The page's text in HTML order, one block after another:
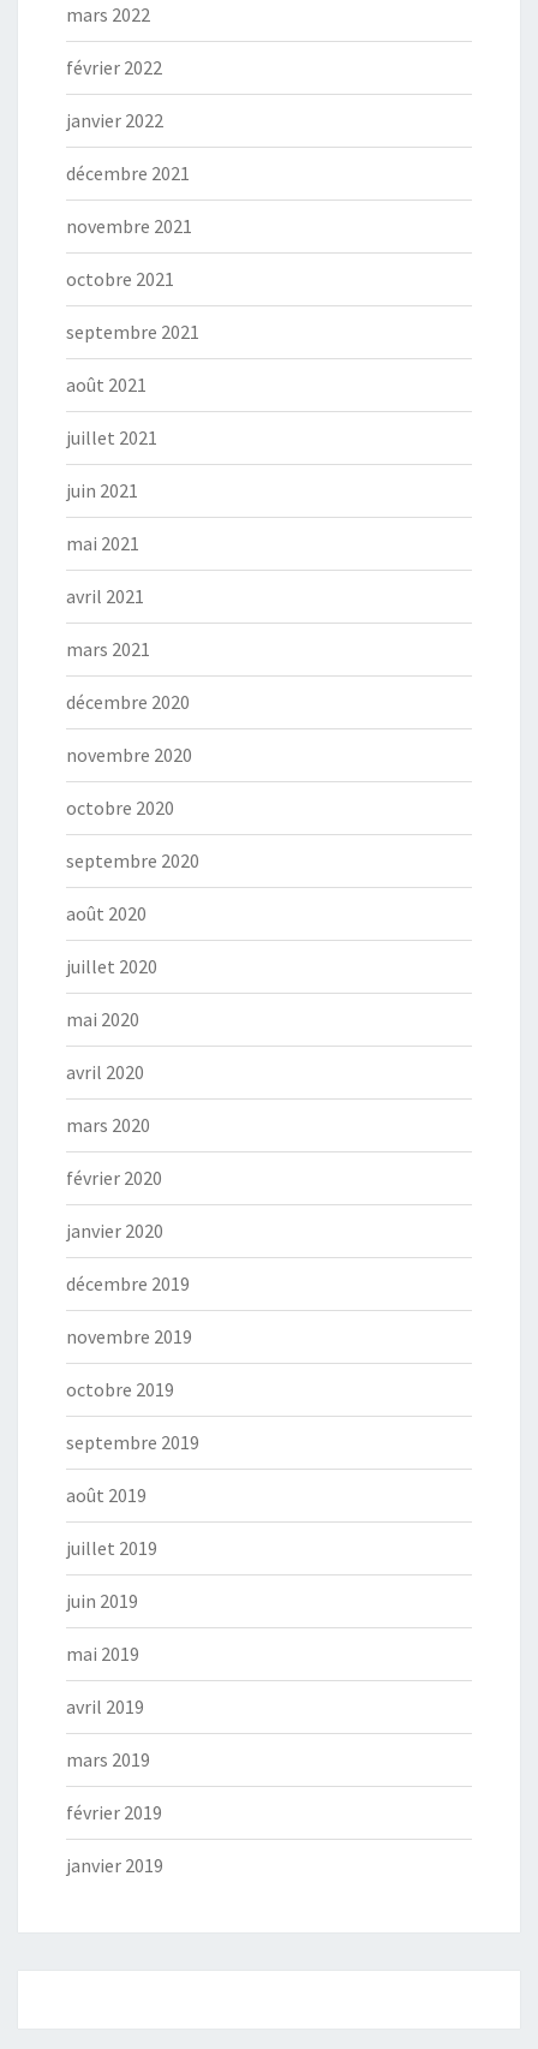
mars 2022
février 2022
janvier 2022
décembre 2021
novembre 2021
octobre 2021
septembre 2021
août 2021
juillet 2021
juin 2021
mai 2021
avril 2021
mars 2021
décembre 2020
novembre 2020
octobre 2020
septembre 2020
août 2020
juillet 2020
mai 2020
avril 2020
mars 2020
février 2020
janvier 2020
décembre 2019
novembre 2019
octobre 2019
septembre 2019
août 2019
juillet 2019
juin 2019
mai 2019
avril 2019
mars 2019
février 2019
janvier 2019